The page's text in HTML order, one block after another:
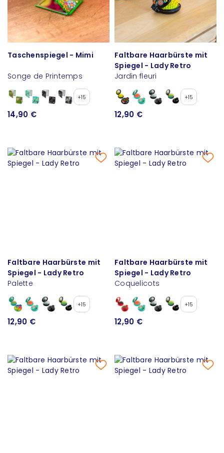
Taschenspiegel - Mimi
Songe de Printemps
+15
14,90 €
Faltbare Haarbürste mit
Spiegel - Lady Retro
Jardin fleuri
+15
12,90 €
Faltbare Haarbürste mit
Spiegel - Lady Retro
Palette
+15
12,90 €
Faltbare Haarbürste mit
Spiegel - Lady Retro
Coquelicots
+15
12,90 €